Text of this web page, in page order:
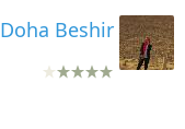
Doha Beshir